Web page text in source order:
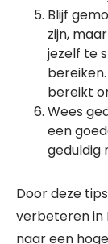
Blijf
zijn,
jezelf te
bereikt
Wees
een
geduldig
Door deze
verbeteren in
naar een